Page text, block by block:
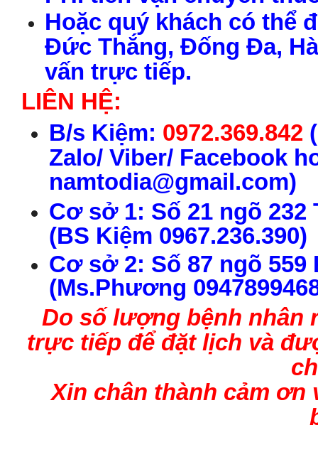
Hoặc quý khách có thể
Đức Thắng, Đống Đa,
vấn trực tiếp.
LIÊN HỆ:
B/s Kiệm: 0972.369.842 (
Zalo/ Viber/ Facebook
namtodia@gmail.com)
Cơ sở 1: Số 21 ngõ
(BS Kiệm 0967.236.390)
Cơ sở 2: Số 87 ngõ 559
(Ms.Phương
Do số lượng bệnh nhân
trực tiếp để đặt lịch và
Xin chân thành cảm ơn